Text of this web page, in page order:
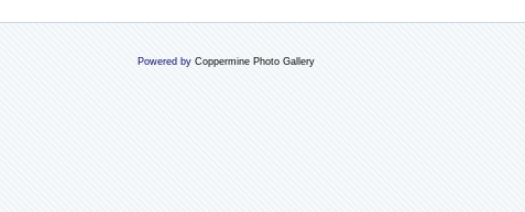
Powered by Coppermine Photo Gallery